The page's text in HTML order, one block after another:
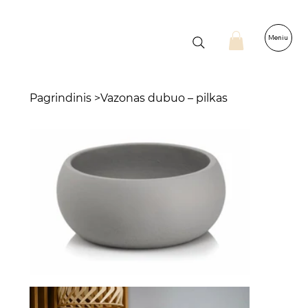
Meniu
Pagrindinis >Vazonas dubuo – pilkas